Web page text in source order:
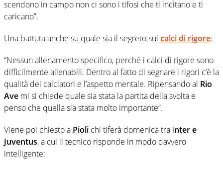
scendono in campo non ci sono i tifosi che ti incitano e ti
caricano”.
Una battuta anche su quale sia il segreto sui calci di rigore:
“Nessun allenamento specifico, perché i calci di rigore sono
difficilmente allenabili. Dentro al fatto di segnare i rigori c’è la
qualità dei calciatori e l’aspetto mentale. Ripensando al Rio
Ave mi si chiede quale sia stata la partita della svolta e
penso che quella sia stata molto importante”.
Viene poi chiesto a Pioli chi tiferà domenica tra Inter e
Juventus, a cui il tecnico risponde in modo davvero
intelligente: